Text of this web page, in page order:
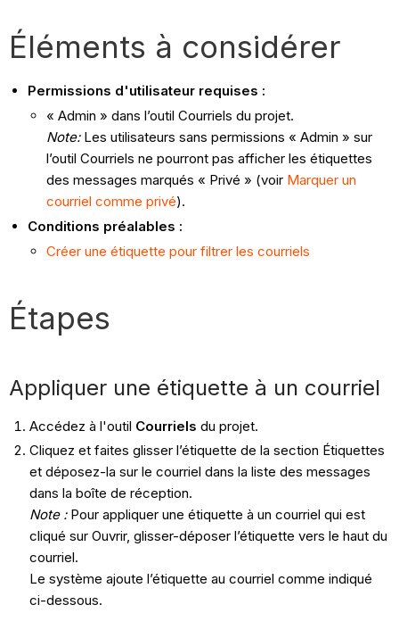
Éléments à considérer
Permissions d'utilisateur requises :
« Admin » dans l’outil Courriels du projet.
Note:Les utilisateurs sans permissions « Admin » sur
l’outil Courriels ne pourront pas afficher les étiquettes
des messages marqués « Privé » (voir Marquer un
courriel comme privé).
Conditions préalables :
Créer une étiquette pour filtrer les courriels
Étapes
Appliquer une étiquette à un courriel
Accédez à l'outil Courriels du projet.
Cliquez et faites glisser l’étiquette de la section Étiquettes
et déposez-la sur le courriel dans la liste des messages
dans la boîte de réception.
Note :Pour appliquer une étiquette à un courriel qui est
cliqué sur Ouvrir, glisser-déposer l’étiquette vers le haut du
courriel.
Le système ajoute l’étiquette au courriel comme indiqué
ci-dessous.